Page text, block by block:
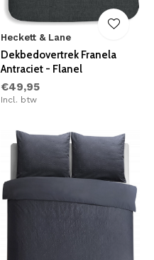
Heckett & Lane
Dekbedovertrek Franela
Antraciet - Flanel
€49,95
Incl. btw